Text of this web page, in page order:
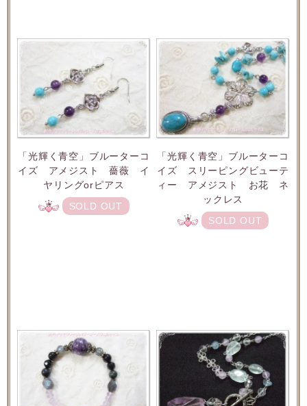
「光輝く青空」ブルーターコ
イズ アメジスト 薔薇 イ
ヤリングorピアス
SOLD OUT
「光輝く青空」ブルーターコ
イズ スリーピングビューテ
ィー アメジスト お花 ネ
ックレス
SOLD OUT